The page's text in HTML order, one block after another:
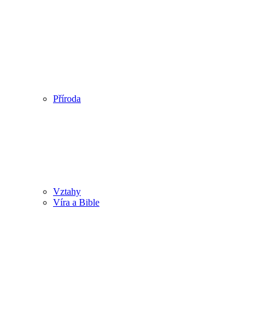
Příroda
Vztahy
Víra a Bible